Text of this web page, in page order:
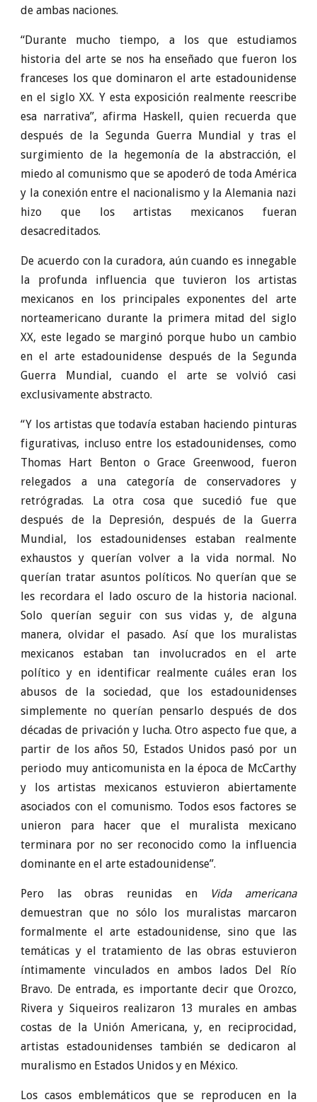
de ambas naciones.
“Durante mucho tiempo, a los que estudiamos
historia del arte se nos ha enseñado que fueron los
franceses los que dominaron el arte estadounidense
en el siglo XX. Y esta exposición realmente reescribe
esa narrativa”, afirma Haskell, quien recuerda que
después de la Segunda Guerra Mundial y tras el
surgimiento de la hegemonía de la abstracción, el
miedo al comunismo que se apoderó de toda América
y la conexión entre el nacionalismo y la Alemania nazi
hizo que los artistas mexicanos fueran
desacreditados.
De acuerdo con la curadora, aún cuando es innegable
la profunda influencia que tuvieron los artistas
mexicanos en los principales exponentes del arte
norteamericano durante la primera mitad del siglo
XX, este legado se marginó porque hubo un cambio
en el arte estadounidense después de la Segunda
Guerra Mundial, cuando el arte se volvió casi
exclusivamente abstracto.
“Y los artistas que todavía estaban haciendo pinturas
figurativas, incluso entre los estadounidenses, como
Thomas Hart Benton o Grace Greenwood, fueron
relegados a una categoría de conservadores y
retrógradas. La otra cosa que sucedió fue que
después de la Depresión, después de la Guerra
Mundial, los estadounidenses estaban realmente
exhaustos y querían volver a la vida normal. No
querían tratar asuntos políticos. No querían que se
les recordara el lado oscuro de la historia nacional.
Solo querían seguir con sus vidas y, de alguna
manera, olvidar el pasado. Así que los muralistas
mexicanos estaban tan involucrados en el arte
político y en identificar realmente cuáles eran los
abusos de la sociedad, que los estadounidenses
simplemente no querían pensarlo después de dos
décadas de privación y lucha. Otro aspecto fue que, a
partir de los años 50, Estados Unidos pasó por un
periodo muy anticomunista en la época de McCarthy
y los artistas mexicanos estuvieron abiertamente
asociados con el comunismo. Todos esos factores se
unieron para hacer que el muralista mexicano
terminara por no ser reconocido como la influencia
dominante en el arte estadounidense”.
Pero las obras reunidas en
Vida americana
demuestran que no sólo los muralistas marcaron
formalmente el arte estadounidense, sino que las
temáticas y el tratamiento de las obras estuvieron
íntimamente vinculados en ambos lados Del Río
Bravo. De entrada, es importante decir que Orozco,
Rivera y Siqueiros realizaron 13 murales en ambas
costas de la Unión Americana, y, en reciprocidad,
artistas estadounidenses también se dedicaron al
muralismo en Estados Unidos y en México.
Los casos emblemáticos que se reproducen en la